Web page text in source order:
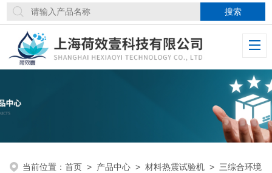
当前位置：首页 > 产品中心 >材料热震试验机 > 三综合环境